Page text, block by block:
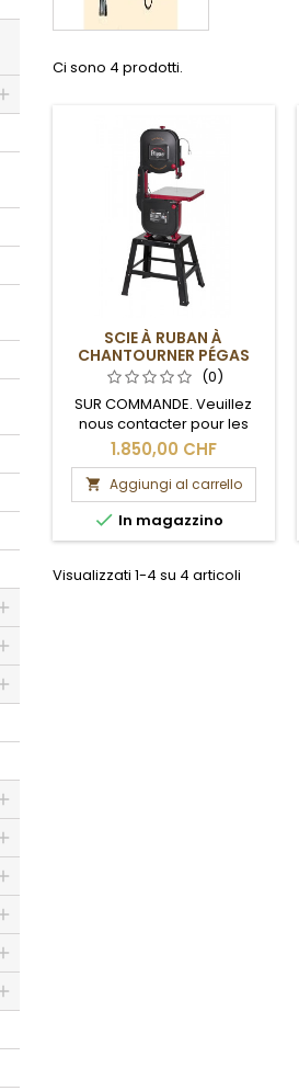
Ci sono 4 prodotti.
SCIE À RUBAN À
CHANTOURNER PÉGAS
(0)
SUR COMMANDE. Veuillez
nous contacter pour les
délais de livraison et les
frais de port.
1.850,00 CHF
 Aggiungi al carrello
 In magazzino
Visualizzati 1-4 su 4 articoli